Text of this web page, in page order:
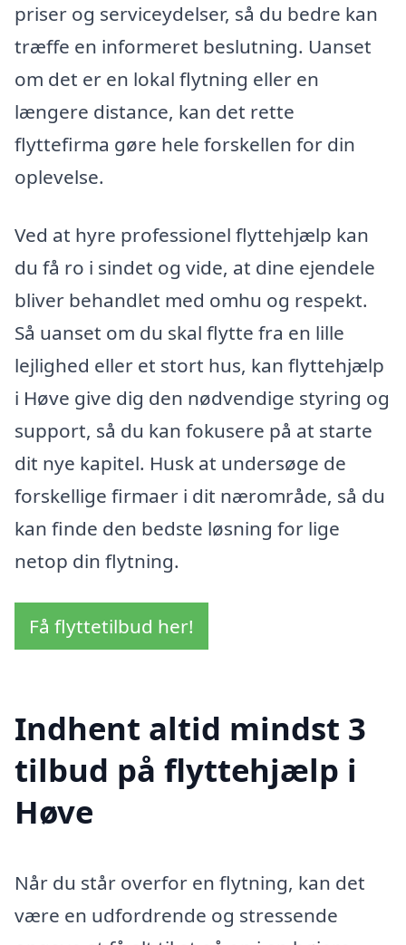
priser og serviceydelser, så du bedre kan
træffe en informeret beslutning. Uanset
om det er en lokal flytning eller en
længere distance, kan det rette
flyttefirma gøre hele forskellen for din
oplevelse.
Ved at hyre professionel flyttehjælp kan
du få ro i sindet og vide, at dine ejendele
bliver behandlet med omhu og respekt.
Så uanset om du skal flytte fra en lille
lejlighed eller et stort hus, kan flyttehjælp
i Høve give dig den nødvendige styring og
support, så du kan fokusere på at starte
dit nye kapitel. Husk at undersøge de
forskellige firmaer i dit nærområde, så du
kan finde den bedste løsning for lige
netop din flytning.
Få flyttetilbud her!
Indhent altid mindst 3
tilbud på flyttehjælp i
Høve
Når du står overfor en flytning, kan det
være en udfordrende og stressende